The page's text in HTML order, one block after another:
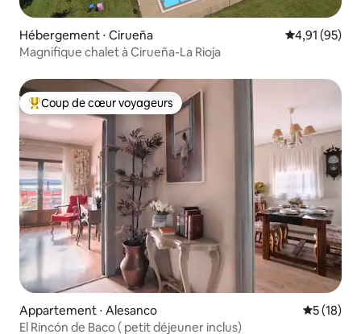
Hébergement ⋅ Cirueña Évaluation
4,91 (95)
Magnifique chalet à Cirueña-La Rioja
Coups de cœur voyageurs les plus appréciés
Coup de cœur voyageurs
Appartement ⋅ Alesanco
5 (18)
El Rincón de Baco ( petit déjeuner inclus)